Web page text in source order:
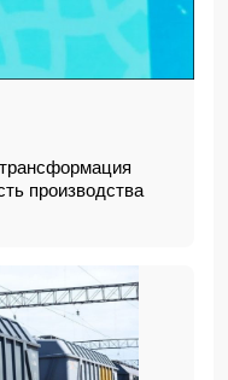
производства